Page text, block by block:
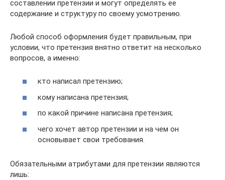
составлении претензии и могут определять ее
содержание и структуру по своему усмотрению.
Любой способ оформления будет правильным, при
условии, что претензия внятно ответит на несколько
вопросов, а именно:
кто написал претензию;
кому написана претензия;
по какой причине написана претензия;
чего хочет автор претензии и на чем он
основывает свои требования.
Обязательными атрибутами для претензии являются
лишь: